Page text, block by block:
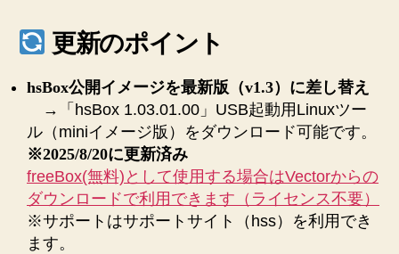
ー
ジ
更
新
し
ま
し
た
へ
の
更新のポイント
hsBox公開イメージを最新版（v1.3）に差し替え
→「hsBox 1.03.01.00」USB起動用Linuxツー
ル（miniイメージ版）をダウンロード可能です。
※2025/8/20に更新済み
freeBox(無料)として使用する場合はVectorからの
ダウンロードで利用できます（ライセンス不要）
※サポートはサポートサイト（hss）を利用でき
ます。